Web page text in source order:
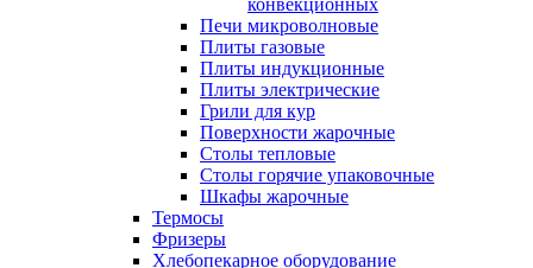
конвекционных
Печи микроволновые
Плиты газовые
Плиты индукционные
Плиты электрические
Грили для кур
Поверхности жарочные
Столы тепловые
Столы горячие упаковочные
Шкафы жарочные
Термосы
Фризеры
Хлебопекарное оборудование